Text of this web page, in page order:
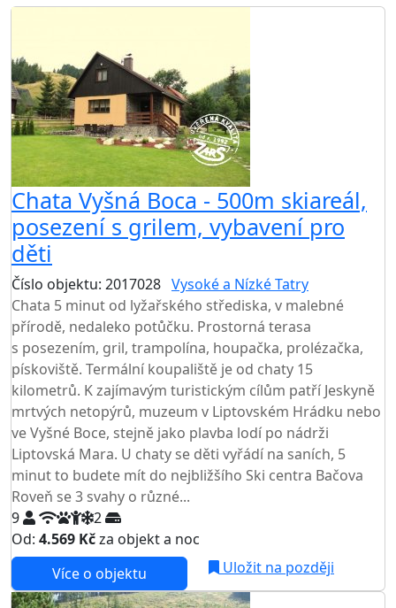
Chata Vyšná Boca - 500m skiareál,
posezení s grilem, vybavení pro
děti
Číslo objektu: 2017028 Vysoké a Nízké Tatry
Chata 5 minut od lyžařského střediska, v malebné
přírodě, nedaleko potůčku. Prostorná terasa
s posezením, gril, trampolína, houpačka, prolézačka,
pískoviště. Termální koupaliště je od chaty 15
kilometrů. K zajímavým turistickým cílům patří Jeskyně
mrtvých netopýrů, muzeum v Liptovském Hrádku nebo
ve Vyšné Boce, stejně jako plavba lodí po nádrži
Liptovská Mara. U chaty se děti vyřádí na saních, 5
minut to budete mít do nejbližšího Ski centra Bačova
Roveň se 3 svahy o různé...
9
2
Od: 4.569 Kčza objekt a noc
Více o objektu
Uložit na později